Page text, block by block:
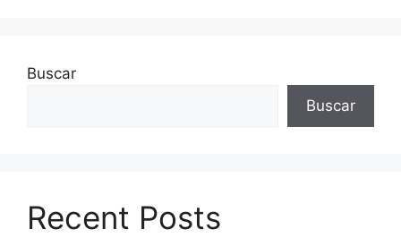
Buscar
Buscar
Recent Posts